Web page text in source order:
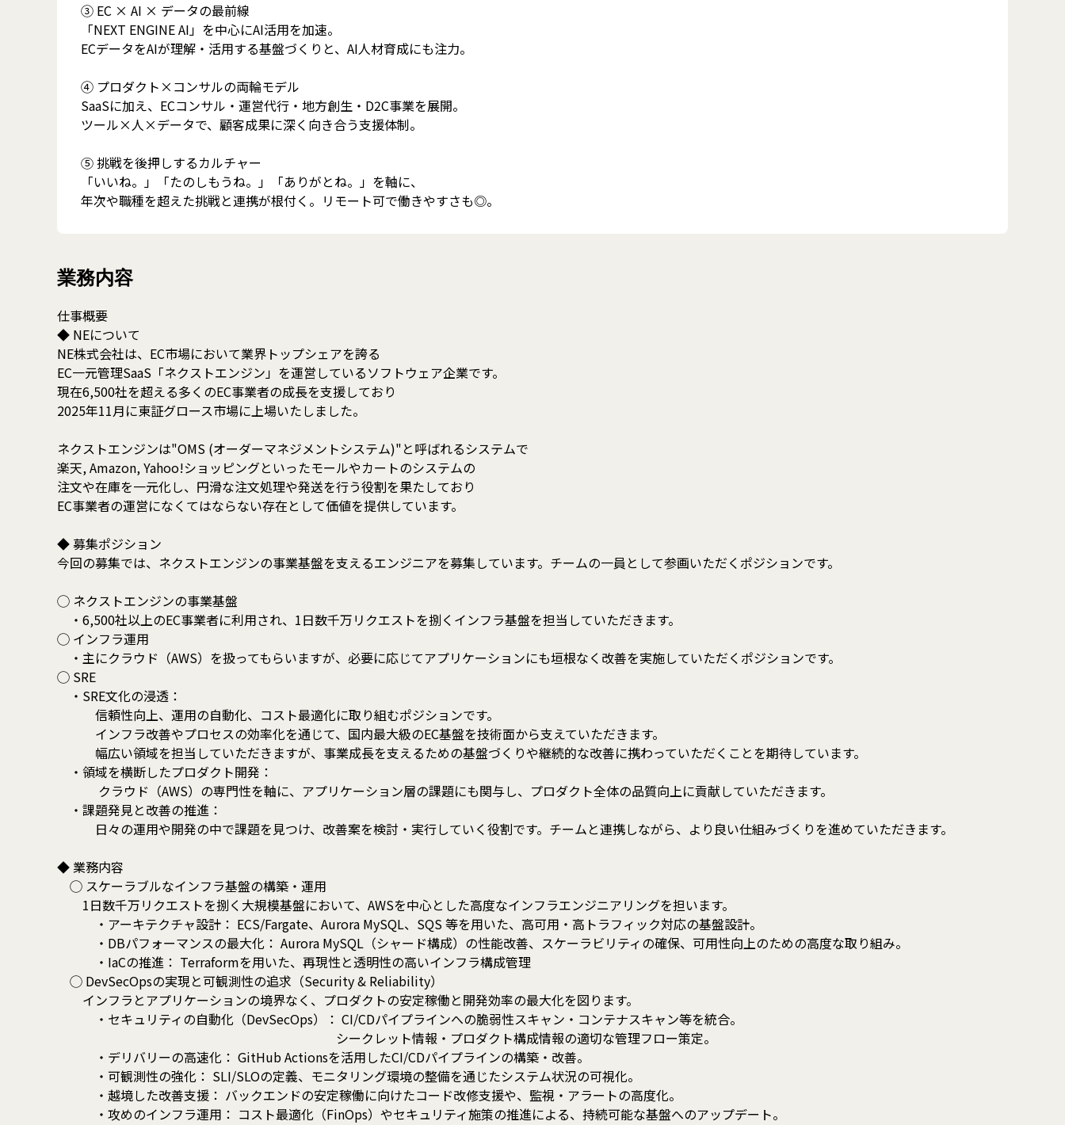
③ EC × AI × データの最前線
「NEXT ENGINE AI」を中心にAI活用を加速。
ECデータをAIが理解・活用する基盤づくりと、AI人材育成にも注力。
④ プロダクト×コンサルの両輪モデル
SaaSに加え、ECコンサル・運営代行・地方創生・D2C事業を展開。
ツール×人×データで、顧客成果に深く向き合う支援体制。
⑤ 挑戦を後押しするカルチャー
「いいね。」「たのしもうね。」「ありがとね。」を軸に、
年次や職種を超えた挑戦と連携が根付く。リモート可で働きやすさも◎。
業務内容
仕事概要
◆ NEについて
NE株式会社は、EC市場において業界トップシェアを誇る
EC一元管理SaaS「ネクストエンジン」を運営しているソフトウェア企業です。
現在6,500社を超える多くのEC事業者の成長を支援しており
2025年11月に東証グロース市場に上場いたしました。
ネクストエンジンは"OMS (オーダーマネジメントシステム)"と呼ばれるシステムで
楽天, Amazon, Yahoo!ショッピングといったモールやカートのシステムの
注文や在庫を一元化し、円滑な注文処理や発送を行う役割を果たしており
EC事業者の運営になくてはならない存在として価値を提供しています。
◆ 募集ポジション
今回の募集では、ネクストエンジンの事業基盤を支えるエンジニアを募集しています。チームの一員として参画いただくポジションです。
◯ ネクストエンジンの事業基盤
・6,500社以上のEC事業者に利用され、1日数千万リクエストを捌くインフラ基盤を担当していただきます。
◯ インフラ運用
・主にクラウド（AWS）を扱ってもらいますが、必要に応じてアプリケーションにも垣根なく改善を実施していただくポジションです。
◯ SRE
・SRE文化の浸透：
信頼性向上、運用の自動化、コスト最適化に取り組むポジションです。
インフラ改善やプロセスの効率化を通じて、国内最大級のEC基盤を技術面から支えていただきます。
幅広い領域を担当していただきますが、事業成長を支えるための基盤づくりや継続的な改善に携わっていただくことを期待しています。
・領域を横断したプロダクト開発：
クラウド（AWS）の専門性を軸に、アプリケーション層の課題にも関与し、プロダクト全体の品質向上に貢献していただきます。
・課題発見と改善の推進：
日々の運用や開発の中で課題を見つけ、改善案を検討・実行していく役割です。チームと連携しながら、より良い仕組みづくりを進めていただきます。
◆ 業務内容
◯ スケーラブルなインフラ基盤の構築・運用
1日数千万リクエストを捌く大規模基盤において、AWSを中心とした高度なインフラエンジニアリングを担います。
・アーキテクチャ設計： ECS/Fargate、Aurora MySQL、SQS 等を用いた、高可用・高トラフィック対応の基盤設計。
・DBパフォーマンスの最大化： Aurora MySQL（シャード構成）の性能改善、スケーラビリティの確保、可用性向上のための高度な取り組み。
・IaCの推進： Terraformを用いた、再現性と透明性の高いインフラ構成管理
◯ DevSecOpsの実現と可観測性の追求（Security & Reliability）
インフラとアプリケーションの境界なく、プロダクトの安定稼働と開発効率の最大化を図ります。
・セキュリティの自動化（DevSecOps）： CI/CDパイプラインへの脆弱性スキャン・コンテナスキャン等を統合。
シークレット情報・プロダクト構成情報の適切な管理フロー策定。
・デリバリーの高速化： GitHub Actionsを活用したCI/CDパイプラインの構築・改善。
・可観測性の強化： SLI/SLOの定義、モニタリング環境の整備を通じたシステム状況の可視化。
・越境した改善支援： バックエンドの安定稼働に向けたコード改修支援や、監視・アラートの高度化。
・攻めのインフラ運用： コスト最適化（FinOps）やセキュリティ施策の推進による、持続可能な基盤へのアップデート。